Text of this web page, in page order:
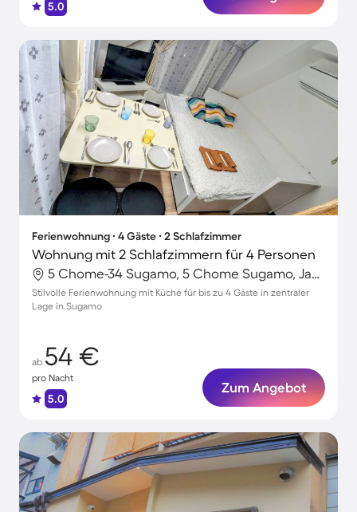
5.0
Ferienwohnung ∙ 4 Gäste ∙ 2 Schlafzimmer
Wohnung mit 2 Schlafzimmern für 4 Personen
5 Chome-34 Sugamo, 5 Chome Sugamo, Japan
Stilvolle Ferienwohnung mit Küche für bis zu 4 Gäste in zentraler
Lage in Sugamo
ab 54 €
pro Nacht
5.0
Zum Angebot